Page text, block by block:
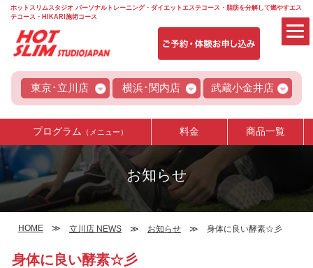
ホットスリムスタジオ パーソナルトレーニング・ダイエットエステコース・脂肪を分解して燃やすエス
テコース・HIKARI施術コース
東京･立川店 横浜･関内店 武蔵小金井店
プログラム （メニュー） 料金 商品一覧
お知らせ
HOME 立川店 NEWS お知らせ 身体に良い酵素☆彡
身体に良い酵素☆彡